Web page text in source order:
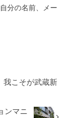
分の名前、メー
こそが武蔵新
ンマニ